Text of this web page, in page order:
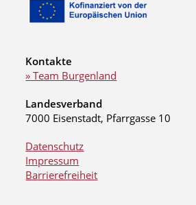
Kontakte
» Team Burgenland
Landesverband
7000 Eisenstadt, Pfarrgasse 10
Datenschutz
Impressum
Barrierefreiheit